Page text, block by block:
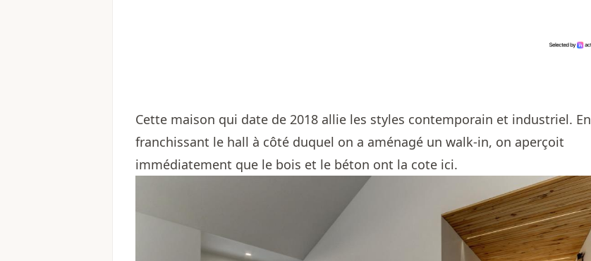
Cette maison qui date de 2018 allie les styles contemporain et industriel. En
franchissant le hall à côté duquel on a aménagé un walk-in, on aperçoit
immédiatement que le bois et le béton ont la cote ici.